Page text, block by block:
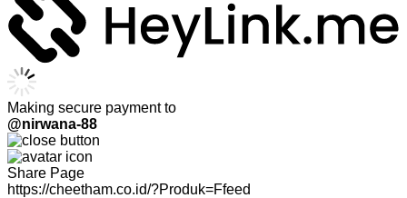
Making secure payment to
@nirwana-88
Share Page
https://cheetham.co.id/?Produk=Ffeed